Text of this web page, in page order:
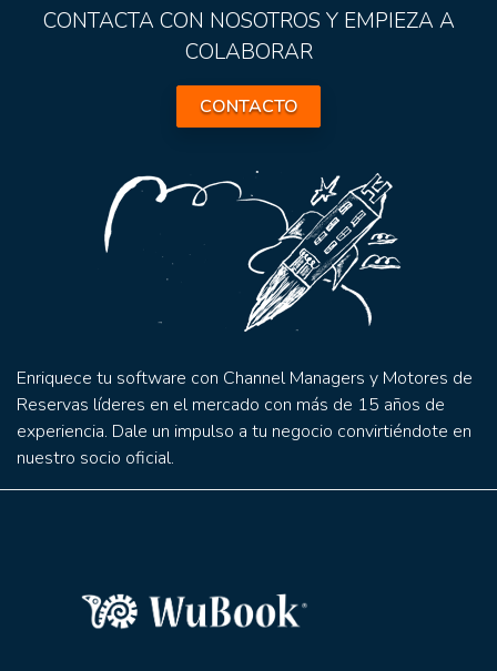
CONTACTA CON NOSOTROS Y EMPIEZA A
COLABORAR
CONTACTO
Enriquece tu software con Channel Managers y Motores de
Reservas líderes en el mercado con más de 15 años de
experiencia. Dale un impulso a tu negocio convirtiéndote en
nuestro socio oficial.